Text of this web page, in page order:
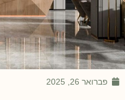
פברואר 26, 2025